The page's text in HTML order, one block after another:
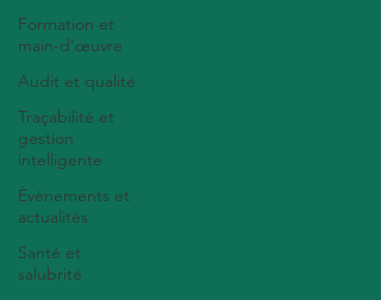
Formation et
main-d'œuvre
Audit et qualité
Traçabilité et
gestion
intelligente
Événements et
actualités
Santé et
salubrité